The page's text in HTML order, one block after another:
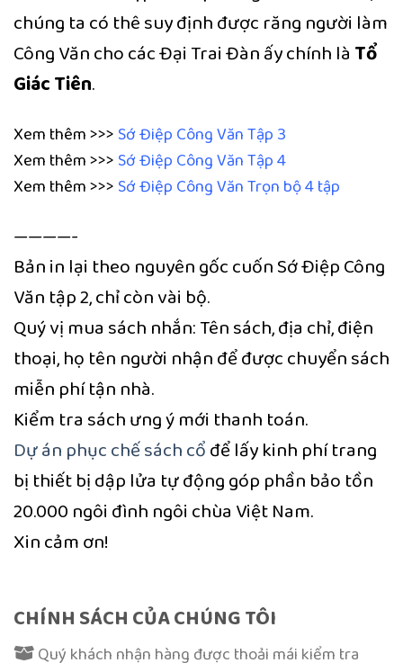
chúng ta có thê suy định được răng người làm
Công Văn cho các Đại Trai Đàn ấy chính là Tổ
Giác Tiên.
Xem thêm >>> Sớ Điệp Công Văn Tập 3
Xem thêm >>> Sớ Điệp Công Văn Tập 4
Xem thêm >>> Sớ Điệp Công Văn Trọn bộ 4 tập
————-
Bản in lại theo nguyên gốc cuốn Sớ Điệp Công
Văn tập 2, chỉ còn vài bộ.
Quý vị mua sách nhắn: Tên sách, địa chỉ, điện
thoại, họ tên người nhận để được chuyển sách
miễn phí tận nhà.
Kiểm tra sách ưng ý mới thanh toán.
Dự án phục chế sách cổđể lấy kinh phí trang
bị thiết bị dập lửa tự động góp phần bảo tồn
20.000 ngôi đình ngôi chùa Việt Nam.
Xin cảm ơn!
CHÍNH SÁCH CỦA CHÚNG TÔI
Quý khách nhận hàng được thoải mái kiểm tra